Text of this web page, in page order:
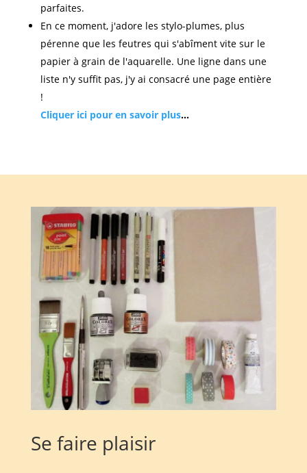
parfaites.
En ce moment, j'adore les stylo-plumes, plus
pérenne que les feutres qui s'abîment vite sur le
papier à grain de l'aquarelle. Une ligne dans une
liste n'y suffit pas, j'y ai consacré une page entière
!
Cliquer ici pour en savoir plus...
Se faire plaisir